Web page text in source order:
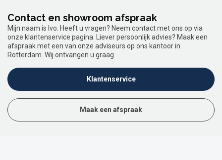
Contact en showroom afspraak
Mijn naam is Ivo. Heeft u vragen? Neem contact met ons op via
onze klantenservice pagina. Liever persoonlijk advies? Maak een
afspraak met een van onze adviseurs op ons kantoor in
Rotterdam. Wij ontvangen u graag.
Klantenservice
Maak een afspraak